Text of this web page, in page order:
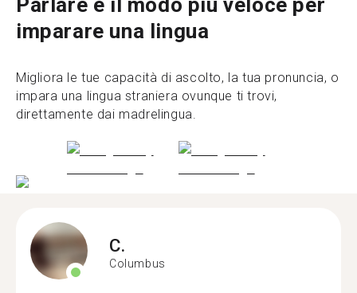
imparare una lingua
Migliora le tue capacità di ascolto, la tua pronuncia, o
impara una lingua straniera ovunque ti trovi,
direttamente dai madrelingua.
C.
Columbus